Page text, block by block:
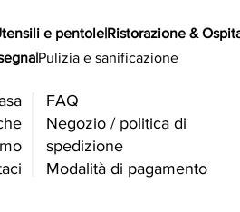
e pentole|Ristorazione &
FAQ
Negozio / politica di
spedizione
Modalità di pagamento
|Pulizia e sanificazione